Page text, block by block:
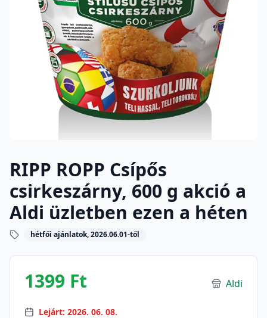
RIPP ROPP Csípős
csirkeszárny, 600 g akció a
Aldi üzletben ezen a héten
hétfői ajánlatok, 2026.06.01-től
1399 Ft Aldi
Lejárt: 2026. 06. 08.